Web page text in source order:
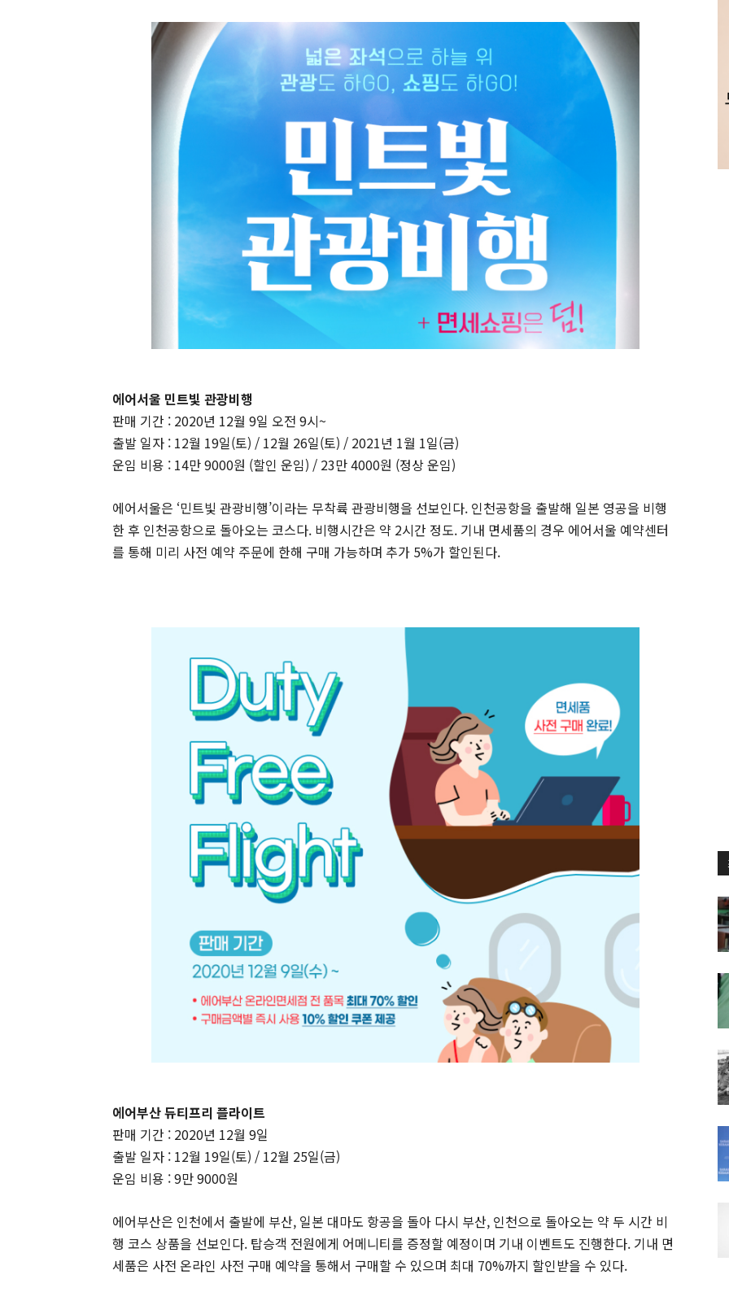
에어서울 민트빛 관광비행
판매 기간 : 2020년 12월 9일 오전 9시~
출발 일자 : 12월 19일(토) / 12월 26일(토) / 2021년 1월 1일(금)
운임 비용 : 14만 9000원 (할인 운임) / 23만 4000원 (정상 운임)
에어서울은 ‘민트빛 관광비행’이라는 무착륙 관광비행을 선보인다. 인천공항을 출발해 일본 영공을 비행
한 후 인천공항으로 돌아오는 코스다. 비행시간은 약 2시간 정도. 기내 면세품의 경우 에어서울 예약센터
를 통해 미리 사전 예약 주문에 한해 구매 가능하며 추가 5%가 할인된다.
에어부산 듀티프리 플라이트
판매 기간 : 2020년 12월 9일
출발 일자 : 12월 19일(토) / 12월 25일(금)
운임 비용 : 9만 9000원
에어부산은 인천에서 출발에 부산, 일본 대마도 항공을 돌아 다시 부산, 인천으로 돌아오는 약 두 시간 비
행 코스 상품을 선보인다. 탑승객 전원에게 어메니티를 증정할 예정이며 기내 이벤트도 진행한다. 기내 면
세품은 사전 온라인 사전 구매 예약을 통해서 구매할 수 있으며 최대 70%까지 할인받을 수 있다.